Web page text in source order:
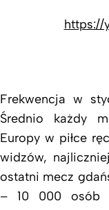
https://
Frekwencja w
Średnio każdy
Europy w piłce
widzów,
ostatni mecz
– 10 000 osób